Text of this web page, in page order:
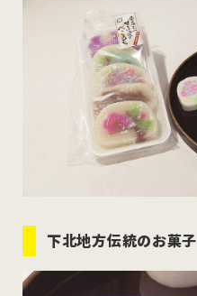
八戸市
下北地方伝統のお菓子